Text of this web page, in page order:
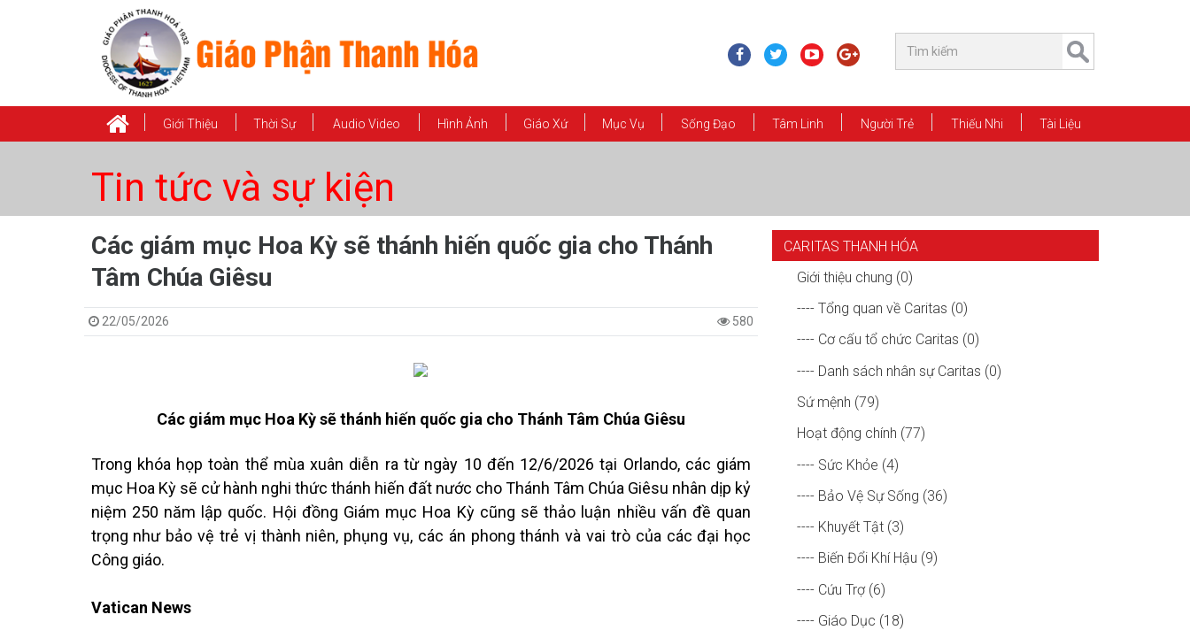
Giới Thiệu Thời Sự Audio Video Hình Ảnh Giáo Xứ Mục Vụ Sống Đạo Tâm Linh Người Trẻ Thiếu Nhi Tài Liệu
Tin tức và sự kiện
Các giám mục Hoa Kỳ sẽ thánh hiến quốc gia cho Thánh
Tâm Chúa Giêsu
22/05/2026 580
Các giám mục Hoa Kỳ sẽ thánh hiến quốc gia cho Thánh Tâm Chúa Giêsu
Trong khóa họp toàn thể mùa xuân diễn ra từ ngày 10 đến 12/6/2026 tại Orlando, các giám
mục Hoa Kỳ sẽ cử hành nghi thức thánh hiến đất nước cho Thánh Tâm Chúa Giêsu nhân dịp kỷ
niệm 250 năm lập quốc. Hội đồng Giám mục Hoa Kỳ cũng sẽ thảo luận nhiều vấn đề quan
trọng như bảo vệ trẻ vị thành niên, phụng vụ, các án phong thánh và vai trò của các đại học
Công giáo.
Vatican News
CARITAS THANH HÓA
Giới thiệu chung (0)
---- Tổng quan về Caritas (0)
---- Cơ cấu tổ chức Caritas (0)
---- Danh sách nhân sự Caritas (0)
Sứ mệnh (79)
Hoạt động chính (77)
---- Sức Khỏe (4)
---- Bảo Vệ Sự Sống (36)
---- Khuyết Tật (3)
---- Biến Đổi Khí Hậu (9)
---- Cứu Trợ (6)
---- Giáo Dục (18)